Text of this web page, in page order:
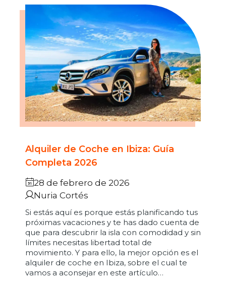
Alquiler de Coche en Ibiza: Guía
Completa 2026
28 de febrero de 2026
Nuria Cortés
Si estás aquí es porque estás planificando tus
próximas vacaciones y te has dado cuenta de
que para descubrir la isla con comodidad y sin
límites necesitas libertad total de
movimiento. Y para ello, la mejor opción es el
alquiler de coche en Ibiza, sobre el cual te
vamos a aconsejar en este artículo…